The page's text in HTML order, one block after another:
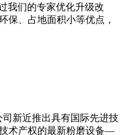
我们的专家优化升级改
保、占地面积小等优点，
新近推出具有国际先进技
术产权的最新粉磨设备—